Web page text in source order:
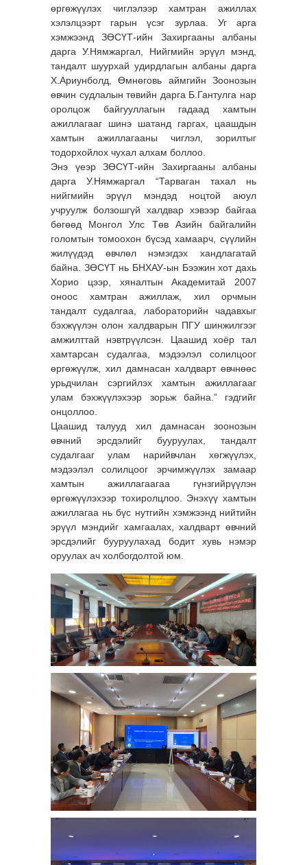
өргөжүүлэх чиглэлээр хамтран ажиллах
хэлэлцээрт гарын үсэг зурлаа. Уг арга
хэмжээнд ЗӨСҮТ-ийн Захиргааны албаны
дарга У.Нямжаргал, Нийгмийн эрүүл мэнд,
тандалт шуурхай удирдлагын албаны дарга
Х.Ариунболд, Өмнөговь аймгийн Зоонозын
өвчин судлалын төвийн дарга Б.Гантулга нар
оролцож байгууллагын гадаад хамтын
ажиллагааг шинэ шатанд гаргах, цаашдын
хамтын ажиллагааны чиглэл, зорилтыг
тодорхойлох чухал алхам боллоо.
Энэ үеэр ЗӨСҮТ-ийн Захиргааны албаны
дарга У.Нямжаргал “Тарваган тахал нь
нийгмийн эрүүл мэндэд ноцтой аюул
учруулж болзошгүй халдвар хэвээр байгаа
бөгөөд Монгол Улс Төв Азийн байгалийн
голомтын томоохон бүсэд хамаарч, сүүлийн
жилүүдэд өвчлөл нэмэгдэх хандлагатай
байна. ЗӨСҮТ нь БНХАУ-ын Бээжин хот дахь
Хорио цээр, хяналтын Академитай 2007
оноос хамтран ажиллаж, хил орчмын
тандалт судалгаа, лабораторийн чадавхыг
бэхжүүлэн олон халдварын ПГУ шинжилгээг
амжилттай нэвтрүүлсэн. Цаашид хоёр тал
хамтарсан судалгаа, мэдээлэл солилцоог
өргөжүүлж, хил дамнасан халдварт өвчнөөс
урьдчилан сэргийлэх хамтын ажиллагааг
улам бэхжүүлэхээр зорьж байна.” гэдгийг
онцоллоо.
Цаашид талууд хил дамнасан зоонозын
өвчний эрсдэлийг бууруулах, тандалт
судалгааг улам нарийвчлан хөгжүүлэх,
мэдээлэл солилцоог эрчимжүүлэх замаар
хамтын ажиллагаагаа гүнзгийрүүлэн
өргөжүүлэхээр тохиролцлоо. Энэхүү хамтын
ажиллагаа нь бүс нутгийн хэмжээнд нийтийн
эрүүл мэндийг хамгаалах, халдварт өвчний
эрсдэлийг бууруулахад бодит хувь нэмэр
оруулах ач холбогдолтой юм.